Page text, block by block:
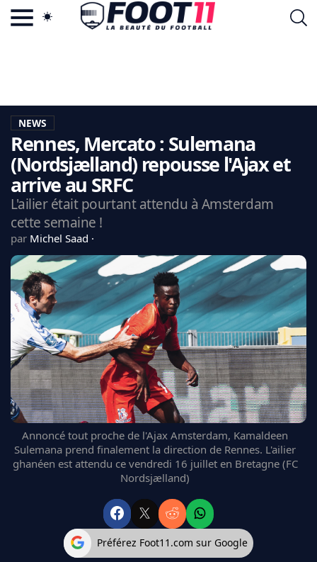
LA CHARTE
VIE PRIVÉE
CGU
CONTACTEZ-NOUS
MERCATO
EDF
PSG
LIGUE 1
REAL MADRID
FC BARCELONE
MANCHESTER UNITED
CHELSEA
ARSENAL
BAYERN
L'AVIS DE LA RÉDAC'
NEWS
Rennes, Mercato : Sulemana
(Nordsjælland) repousse l'Ajax et
arrive au SRFC
L'ailier était pourtant attendu à Amsterdam
cette semaine !
par Michel Saad
Annoncé tout proche de l'Ajax Amsterdam, Kamaldeen
Sulemana prend finalement la direction de Rennes. L'ailier
ghanéen est attendu ce vendredi 16 juillet en Bretagne (FC
Nordsjælland)
Préférez Foot11.com sur Google